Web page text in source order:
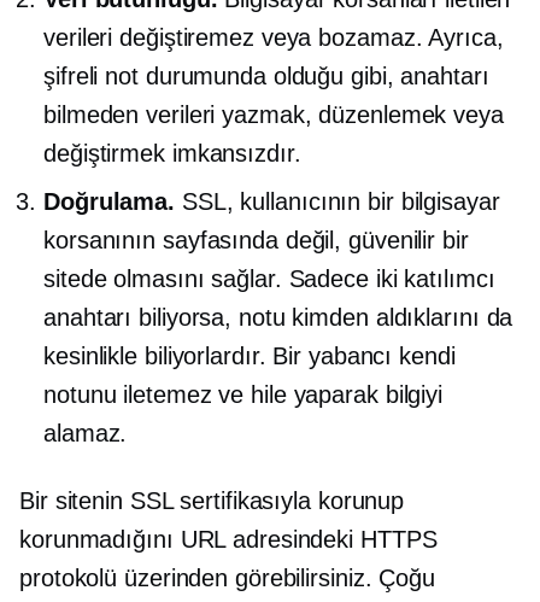
verileri değiştiremez veya bozamaz. Ayrıca,
şifreli not durumunda olduğu gibi, anahtarı
bilmeden verileri yazmak, düzenlemek veya
değiştirmek imkansızdır.
Doğrulama. SSL, kullanıcının bir bilgisayar
korsanının sayfasında değil, güvenilir bir
sitede olmasını sağlar. Sadece iki katılımcı
anahtarı biliyorsa, notu kimden aldıklarını da
kesinlikle biliyorlardır. Bir yabancı kendi
notunu iletemez ve hile yaparak bilgiyi
alamaz.
Bir sitenin SSL sertifikasıyla korunup
korunmadığını URL adresindeki HTTPS
protokolü üzerinden görebilirsiniz. Çoğu